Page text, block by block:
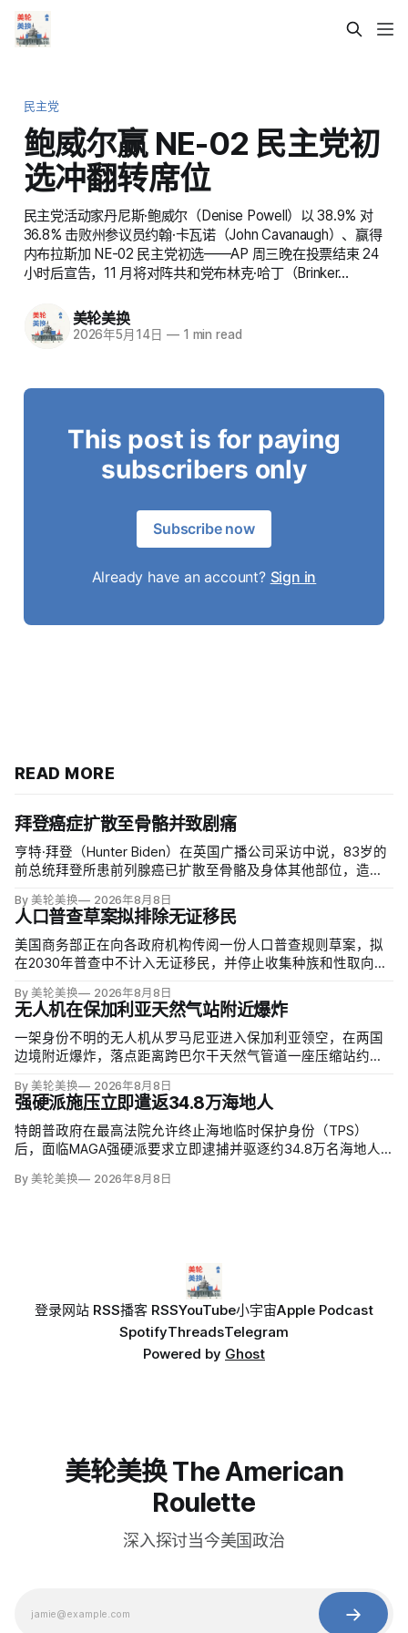
民主党
鲍威尔赢 NE-02 民主党初
选冲翻转席位
民主党活动家丹尼斯·鲍威尔（Denise Powell）以 38.9% 对
36.8% 击败州参议员约翰·卡瓦诺（John Cavanaugh）、赢得
内布拉斯加 NE-02 民主党初选——AP 周三晚在投票结束 24
小时后宣告，11 月将对阵共和党布林克·哈丁（Brinker…
美轮美换
2026年5月14日 —1 min read
This post is for paying
subscribers only
Subscribe now
Already have an account? Sign in
READ MORE
拜登癌症扩散至骨骼并致剧痛
亨特·拜登（Hunter Biden）在英国广播公司采访中说，83岁的
前总统拜登所患前列腺癌已扩散至骨骼及身体其他部位，造成
泪，称家人看着这一过程「非常难过」，也希望父亲能更多表
达不适。
By 美轮美换 2026年8月8日
人口普查草案拟排除无证移民
美国商务部正在向各政府机构传阅一份人口普查规则草案，拟
在2030年普查中不计入无证移民，并停止收集种族和性取向数
于「真正居民」、政治共同体成员或在美通常居住者；落实政
策很可能需要恢复公民身份问题。
By 美轮美换 2026年8月8日
无人机在保加利亚天然气站附近爆炸
一架身份不明的无人机从罗马尼亚进入保加利亚领空，在两国
边境附近爆炸，落点距离跨巴尔干天然气管道一座压缩站约
夫说，罗马尼亚边防警察听到无人机噪音，保方巡逻队听到巨
响，但两国防空系统均未发现目标。
By 美轮美换 2026年8月8日
强硬派施压立即遣返34.8万海地人
特朗普政府在最高法院允许终止海地临时保护身份（TPS）
后，面临MAGA强硬派要求立即逮捕并驱逐约34.8万名海地人
至少50名海地人被叫到移民办公室并佩戴脚踝监控器，但突袭
By 美轮美换 2026年8月8日
登录网站 RSS播客 RSSYouTube小宇宙Apple Podcast
SpotifyThreadsTelegram
Powered by Ghost
美轮美换 The American
Roulette
深入探讨当今美国政治